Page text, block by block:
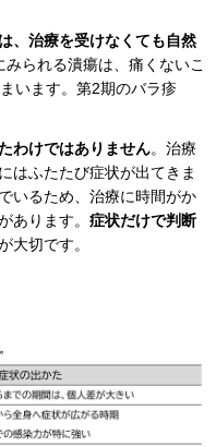
、治療を受けなくても自然
みられる潰瘍は、痛くないこ
います。第2期のバラ疹
わけではありません。治療
はふたたび症状が出てきま
いるため、治療に時間がか
あります。 症状だけで判断
大切です。